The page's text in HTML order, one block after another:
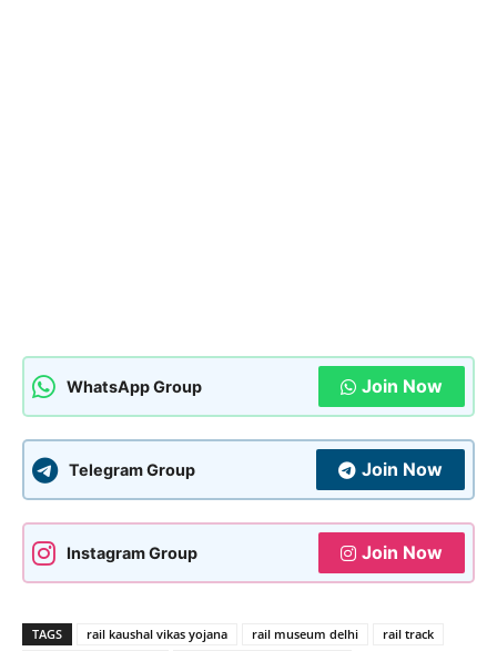
WhatsApp Group Join Now
Telegram Group Join Now
Instagram Group Join Now
TAGS rail kaushal vikas yojana rail museum delhi
rail track